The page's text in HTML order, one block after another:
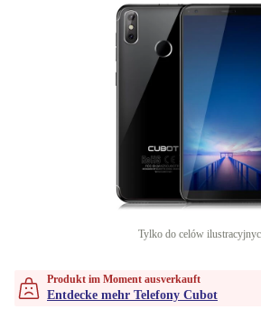
Tylko do celów
Produkt im Moment ausverkauft
Entdecke mehr Telefony Cubot